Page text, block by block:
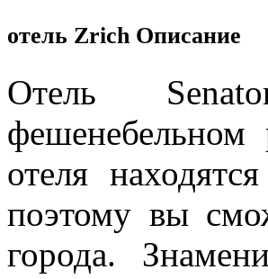
отель Zrich Описание
Отель
отеля
поэтому вы
города.